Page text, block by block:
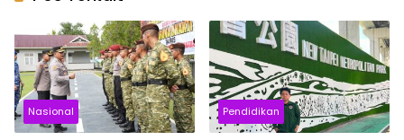
Nasional Pendidikan